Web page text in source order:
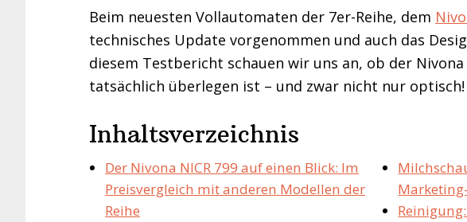
Beim neuesten Vollautomaten der 7er-Reihe, dem
technisches Update vorgenommen und auch das
diesem Testbericht schauen wir uns an, ob der Nivona
tatsächlich überlegen ist – und zwar nicht nur optisch!
Inhaltsverzeichnis
Der Nivona NICR 799 auf einen Blick: Im
Preisvergleich mit anderen Modellen der
Reihe